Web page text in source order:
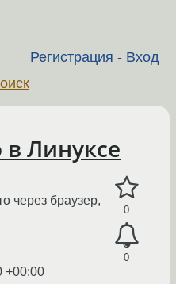
Регистрация - Вход
Линуксе
0
0
через браузер,
+00:00